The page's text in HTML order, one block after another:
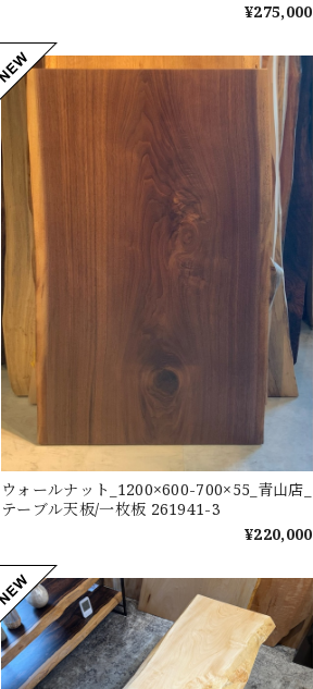
¥275,000
ウォールナット_1200×600-700×55_青山店_
テーブル天板/一枚板 261941-3
¥220,000